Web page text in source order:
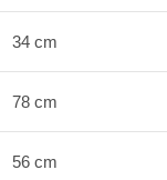
34 cm
78 cm
56 cm